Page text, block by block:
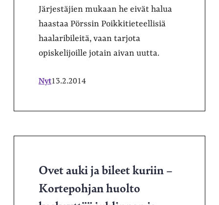
Järjestäjien mukaan he eivät halua
haastaa Pörssin Poikkitieteellisiä
haalaribileitä, vaan tarjota
opiskelijoille jotain aivan uutta.
Nyt13.2.2014
Ovet auki ja bileet kuriin –
Kortepohjan huolto